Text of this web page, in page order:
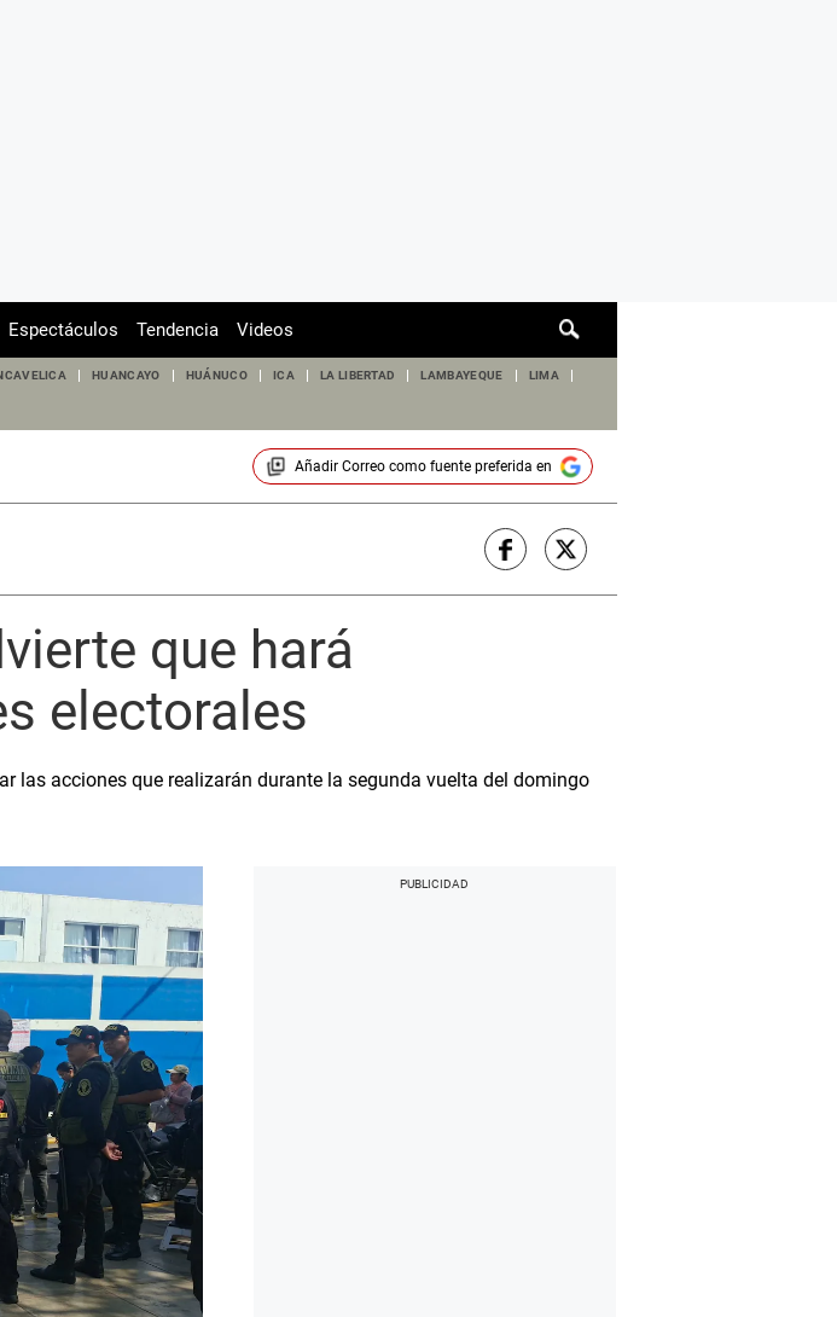
de
Espectáculos Tendencia Videos
HUANCAYO HUÁNUCO ICA LA LIBERTAD LAMBAYEQUE LIMA
Añadir Correocomo fuente preferida en
que hará
electorales
las acciones que realizarán durante la segunda vuelta del domingo